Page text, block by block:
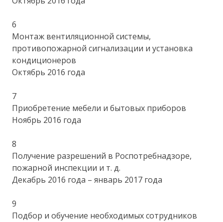
6
Монтаж вентиляционной системы,
противопожарной сигнализации и установка
кондиционеров
Октябрь 2016 года
7
Приобретение мебели и бытовых приборов
Ноябрь 2016 года
8
Получение разрешений в Роспотребнадзоре,
пожарной инспекции и т. д.
Декабрь 2016 года – январь 2017 года
9
Подбор и обучение необходимых сотрудников